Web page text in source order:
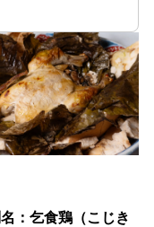
：乞食鶏（こじき